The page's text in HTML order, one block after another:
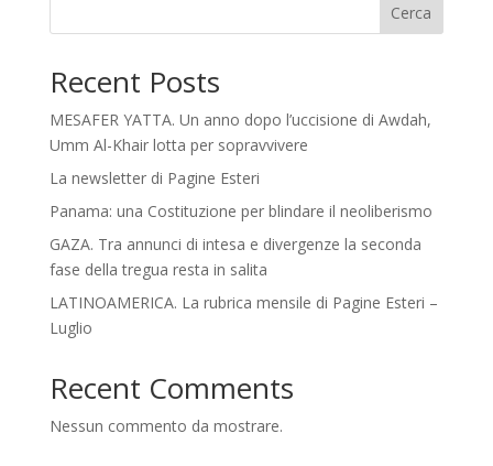
Cerca
Recent Posts
MESAFER YATTA. Un anno dopo l’uccisione di Awdah,
Umm Al-Khair lotta per sopravvivere
La newsletter di Pagine Esteri
Panama: una Costituzione per blindare il neoliberismo
GAZA. Tra annunci di intesa e divergenze la seconda
fase della tregua resta in salita
LATINOAMERICA. La rubrica mensile di Pagine Esteri –
Luglio
Recent Comments
Nessun commento da mostrare.